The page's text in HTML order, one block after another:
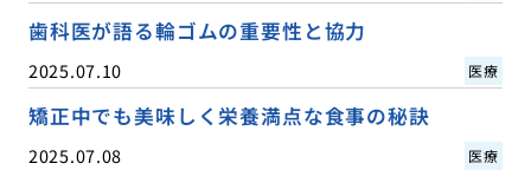
歯科医が語る輪ゴムの重要性と協力
2025.07.10 医療
矯正中でも美味しく栄養満点な食事の秘訣
2025.07.08 医療